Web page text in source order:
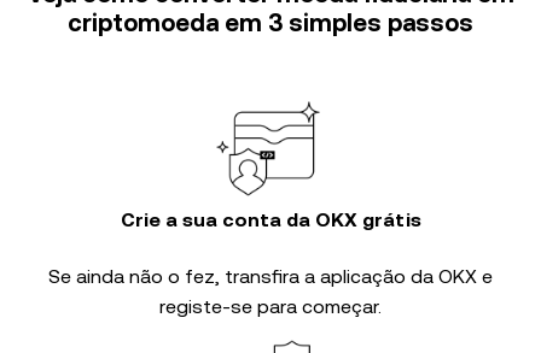
criptomoeda em 3 simples passos
Crie a sua conta da OKX grátis
Se ainda não o fez, transfira a aplicação da OKX e
registe-se para começar.